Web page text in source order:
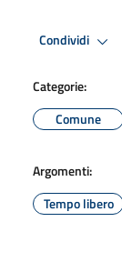
Condividi
Categorie:
Comune
Argomenti:
Tempo libero